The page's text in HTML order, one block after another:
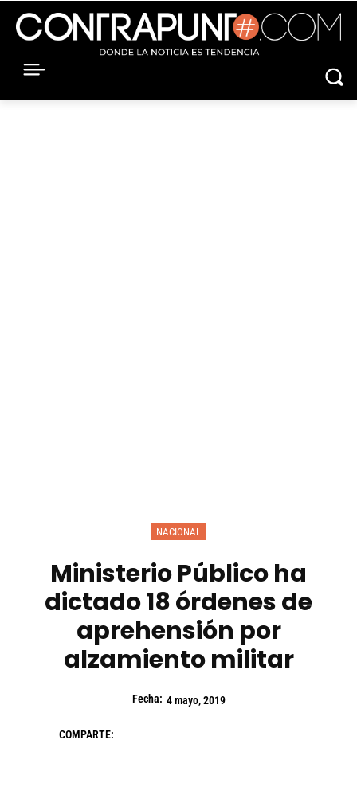
NACIONAL
Ministerio Público ha
dictado 18 órdenes de
aprehensión por
alzamiento militar
Fecha: 4 mayo, 2019
COMPARTE: